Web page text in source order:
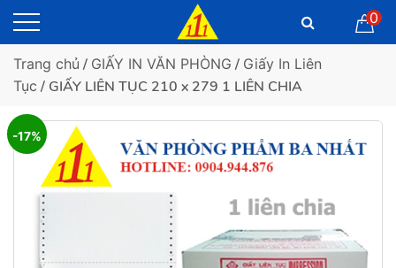
0
Trang chủ / GIẤY IN VĂN PHÒNG / Giấy In Liên
Tục / GIẤY LIÊN TỤC 210 x 279 1 LIÊN CHIA
-17%